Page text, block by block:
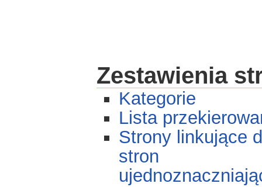
Zestawienia
Kategorie
Lista
Strony linkujące
stron